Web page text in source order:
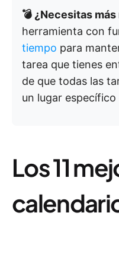
💣 ¿Necesitas
herramienta con
tiempo para
tarea que tienes
de que todas las
un lugar
Los 11